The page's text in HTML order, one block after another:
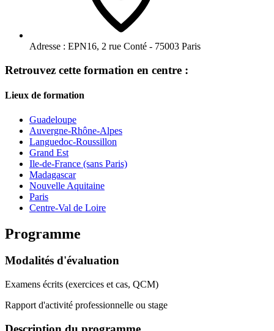
Adresse : EPN16, 2 rue Conté - 75003 Paris
Retrouvez cette formation en centre :
Lieux de formation
Guadeloupe
Auvergne-Rhône-Alpes
Languedoc-Roussillon
Grand Est
Ile-de-France (sans Paris)
Madagascar
Nouvelle Aquitaine
Paris
Centre-Val de Loire
Programme
Modalités d'évaluation
Examens écrits (exercices et cas, QCM)
Rapport d'activité professionnelle ou stage